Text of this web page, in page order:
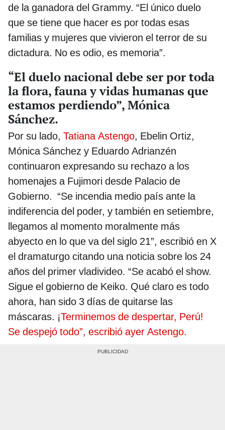
de la ganadora del Grammy. “El único duelo
que se tiene que hacer es por todas esas
familias y mujeres que vivieron el terror de su
dictadura. No es odio, es memoria”.
“El duelo nacional debe ser por toda
la flora, fauna y vidas humanas que
estamos perdiendo”, Mónica
Sánchez.
Por su lado, Tatiana Astengo, Ebelin Ortiz,
Mónica Sánchez y Eduardo Adrianzén
continuaron expresando su rechazo a los
homenajes a Fujimori desde Palacio de
Gobierno. “Se incendia medio país ante la
indiferencia del poder, y también en setiembre,
llegamos al momento moralmente más
abyecto en lo que va del siglo 21”, escribió en X
el dramaturgo citando una noticia sobre los 24
años del primer vladivideo. “Se acabó el show.
Sigue el gobierno de Keiko. Qué claro es todo
ahora, han sido 3 días de quitarse las
máscaras. ¡Terminemos de despertar, Perú!
Se despejó todo”, escribió ayer Astengo.